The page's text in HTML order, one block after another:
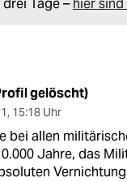
Tage – hier sind
gelöscht)
, 15:18 Uhr
bei allen
Jahre, das